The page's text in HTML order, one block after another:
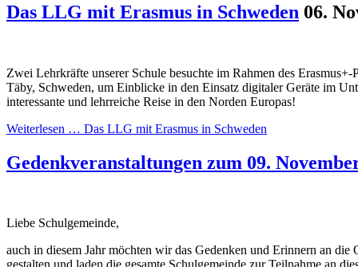
Das LLG mit Erasmus in Schweden 06.
Zwei Lehrkräfte unserer Schule besuchte im Rahmen des Erasmus+-
Täby, Schweden, um Einblicke in den Einsatz digitaler Geräte im
interessante und lehrreiche Reise in den Norden Europas!
Weiterlesen … Das LLG mit Erasmus in Schweden
Gedenkveranstaltungen zum 09.
Liebe Schulgemeinde,
auch in diesem Jahr möchten wir das Gedenken und Erinnern an die